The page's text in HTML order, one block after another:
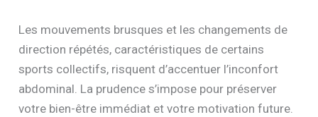
Les mouvements brusques et les changements de
direction répétés, caractéristiques de certains
sports collectifs, risquent d’accentuer l’inconfort
abdominal. La prudence s’impose pour préserver
votre bien-être immédiat et votre motivation future.